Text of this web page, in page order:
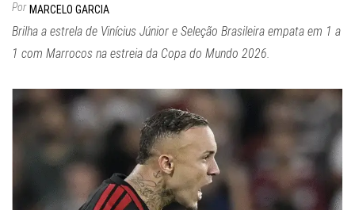
Por MARCELO GARCIA
Brilha a estrela de Vinícius Júnior e Seleção Brasileira empata em 1 a
1 com Marrocos na estreia da Copa do Mundo 2026.